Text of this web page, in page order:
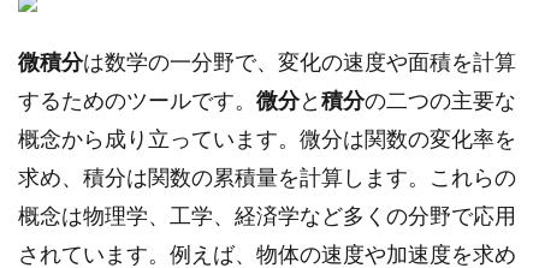
微積分は数学の一分野で、変化の速度や面積を計算
するためのツールです。 微分と積分の二つの主要な
概念から成り立っています。微分は関数の変化率を
求め、積分は関数の累積量を計算します。これらの
概念は物理学、工学、経済学など多くの分野で応用
されています。例えば、物体の速度や加速度を求め